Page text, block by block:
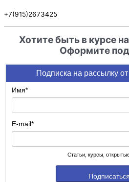
+7(915)2673425
Хотите быть в курсе
Оформите
Подписка на рассылку
Имя*
E-mail*
Статьи, курсы,
Подписаться